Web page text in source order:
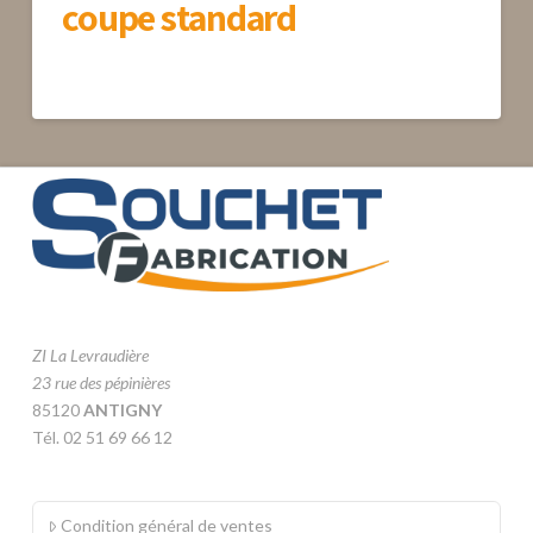
coupe standard
ZI La Levraudière
23 rue des pépinières
85120ANTIGNY
Tél. 02 51 69 66 12
Condition général de ventes